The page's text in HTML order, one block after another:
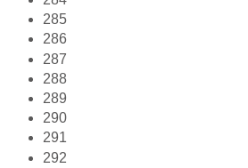
285
286
287
288
289
290
291
292